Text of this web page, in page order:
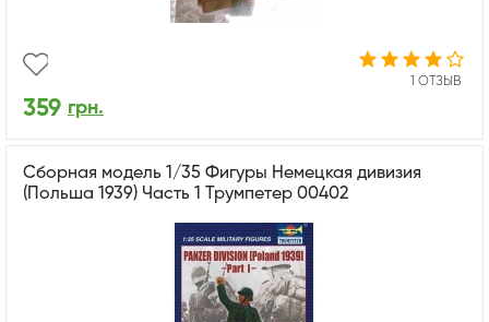
1 ОТЗЫВ
359 грн.
Сборная модель 1/35 Фигуры Немецкая дивизия
(Польша 1939) Часть 1 Трумпетер 00402